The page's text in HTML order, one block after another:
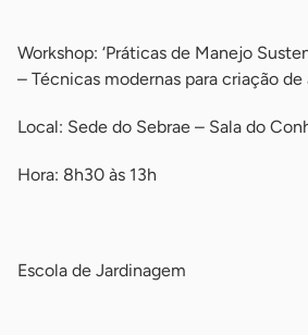
Workshop: ‘Práticas de Manejo
– Técnicas modernas para criação de
Local: Sede do Sebrae – Sala do
Hora: 8h30 às 13h
Escola de Jardinagem